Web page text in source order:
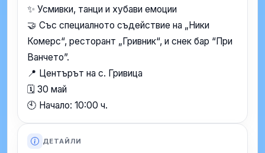
✨ Усмивки, танци и хубави емоции
🤝 Със специалното съдействие на „Ники
Комерс“, ресторант „Гривник“, и снек бар “При
Ванчето”.
📍 Центърът на с. Гривица
🗓️ 30 май
🕙 Начало: 10:00 ч.
ДЕТАЙЛИ